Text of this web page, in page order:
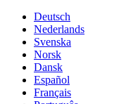
Deutsch
Nederlands
Svenska
Norsk
Dansk
Español
Français